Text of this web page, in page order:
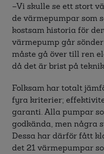
–Vi skulle se ett stort
de värmepumpar som
kostsam historia för
värmepump går
måste gå över till ren
då det är brist på
Folksam har totalt
fyra kriterier;
garanti. Alla pumpar
godkända, men några
Dessa har därför fått
det 21 värmepumpar